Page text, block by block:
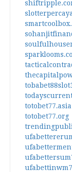
totobet77.asia
totobet77.org